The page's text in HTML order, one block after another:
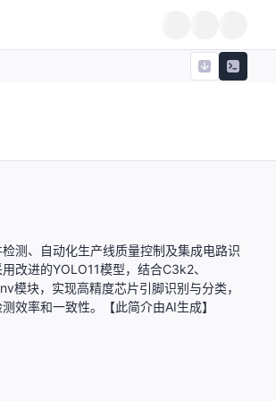
测、自动化生产线质量控制及集成电路识
改进的YOLO11模型，结合C3k2、
模块，实现高精度芯片引脚识别与分类，
效率和一致性。【此简介由AI生成】